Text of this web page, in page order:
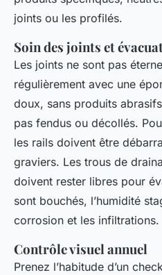
joints ou les profilés.
Soin des joints et
Les joints ne sont pas
régulièrement avec une
doux, sans produits
pas fendus ou décollés.
les rails doivent être
graviers. Les trous de
doivent rester libres pour
sont bouchés, l’humidité
corrosion et les infiltrations.
Contrôle visuel annuel
Prenez l’habitude d’un